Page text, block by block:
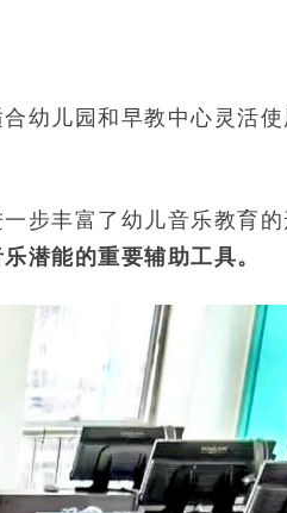
幼儿园和早教中心灵活使
步丰富了幼儿音乐教育的
潜能的重要辅助工具。